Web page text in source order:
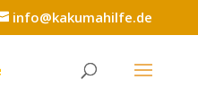
info@kakumahilfe.de